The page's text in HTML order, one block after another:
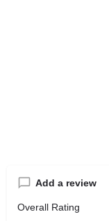
Add a review
Overall Rating